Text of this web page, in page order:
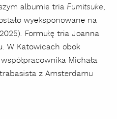
albumie tria Fumitsuke,
wyeksponowane na
Formułę tria Joanna
W Katowicach obok
Michała
z Amsterdamu